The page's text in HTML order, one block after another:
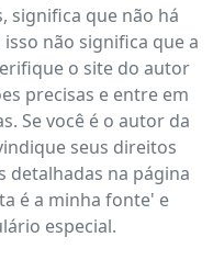
significa que não há
não significa que a
o site do autor
precisas e entre em
Se você é o autor da
seus direitos
detalhadas na página
é a minha fonte' e
especial.